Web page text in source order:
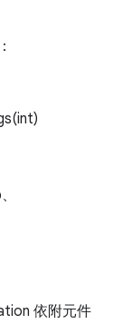
依附元件